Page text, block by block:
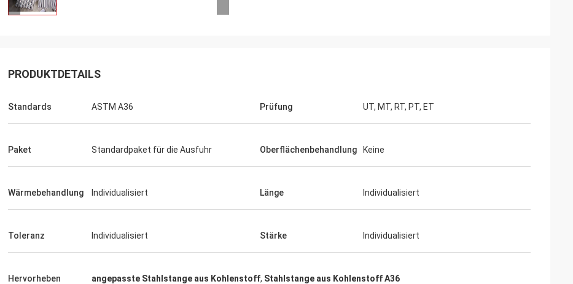
Saudi-Arabien Zakaria
Haoxuan-Stahl, Qualitätssicherung,
PRODUKTDETAILS
Standards ASTM A36 Prüfung UT, MT, RT, PT, ET
Paket Standardpaket für die Ausfuhr Oberflächenbehandlung Keine
Wärmebehandlung Individualisiert Länge Individualisiert
Toleranz Individualisiert Stärke Individualisiert
Hervorheben angepasste Stahlstange aus Kohlenstoff, Stahlstange aus Kohlenstoff A36